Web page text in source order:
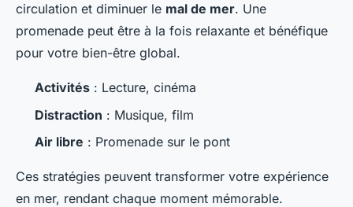
circulation et diminuer le mal de mer. Une
promenade peut être à la fois relaxante et bénéfique
pour votre bien-être global.
Activités : Lecture, cinéma
Distraction : Musique, film
Air libre : Promenade sur le pont
Ces stratégies peuvent transformer votre expérience
en mer, rendant chaque moment mémorable.